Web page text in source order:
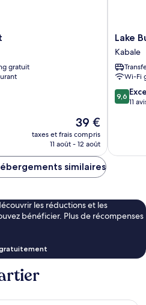
gratuit
Le
nouveau
prix
de
39 €
taxes et frais compris
11 août - 12 août
Lake
Rock
Resort
Kabale
Lake
Kabale
Wi-Fi
9.6
sur
9,6
11
similaires
les réductions et les
bénéficier. Plus de récompenses
gratuitement